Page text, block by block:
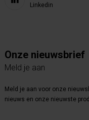
Linkedin
Onze nieuwsbrief
Meld je aan
Meld je aan voor onze
nieuws en onze nieuwste